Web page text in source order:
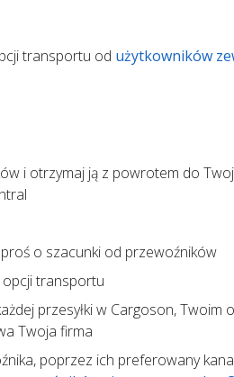
transportu od użytkowników
i otrzymaj ją z powrotem do
o szacunki od przewoźników
opcji transportu
przesyłki w Cargoson, Twoim
Twoja firma
poprzez ich preferowany